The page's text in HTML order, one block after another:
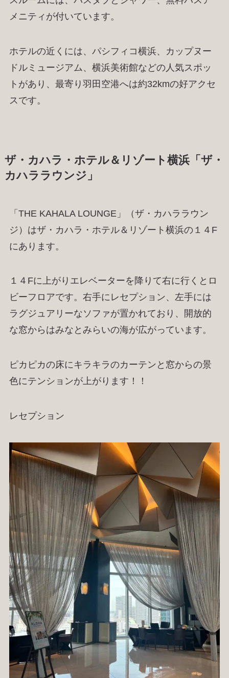
メニティが付いています。
ホテルの近くには、パシフィコ横浜、カップヌー
ドルミュージアム、横浜美術館などの人気スポッ
トがあり、最寄り羽田空港へは約32kmの好アクセ
スです。
ザ・カハラ・ホテル＆リゾート横浜「ザ・
カハララウンジ」
「THE KAHALA LOUNGE」（ザ・カハララウン
ジ）はザ・カハラ・ホテル＆リゾート横浜の１４F
にあります。
１４Fに上がりエレベーターを降りて右に行くとロ
ビーフロアです。右手にレセプション、左手には
ラグジュアリーなソファが置かれており、開放的
な窓からはみなとみらいの海が広がっています。
ピカピカの床にキラキラのカーテンと窓からの景
色にテンションが上がります！！
レセプション